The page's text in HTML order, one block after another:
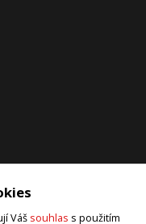
Váš souhlas s použitím